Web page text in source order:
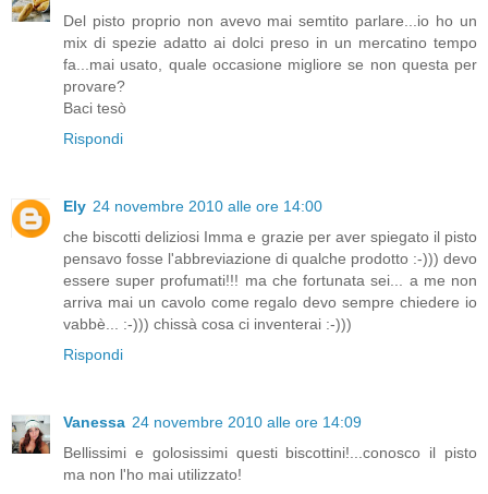
Del pisto proprio non avevo mai semtito parlare...io ho un
mix di spezie adatto ai dolci preso in un mercatino tempo
fa...mai usato, quale occasione migliore se non questa per
provare?
Baci tesò
Rispondi
Ely 24 novembre 2010 alle ore 14:00
che biscotti deliziosi Imma e grazie per aver spiegato il pisto
pensavo fosse l'abbreviazione di qualche prodotto :-))) devo
essere super profumati!!! ma che fortunata sei... a me non
arriva mai un cavolo come regalo devo sempre chiedere io
vabbè... :-))) chissà cosa ci inventerai :-)))
Rispondi
Vanessa 24 novembre 2010 alle ore 14:09
Bellissimi e golosissimi questi biscottini!...conosco il pisto
ma non l'ho mai utilizzato!